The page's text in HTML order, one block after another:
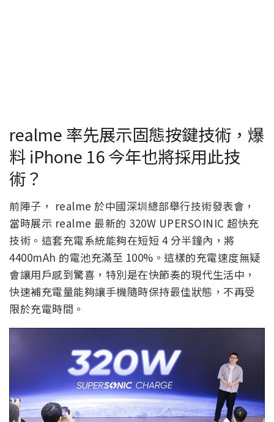
realme 率先展示固態按鍵技術，爆
料 iPhone 16 今年也將採用此技
術？
前陣子， realme 於中國深圳總部舉行技術發表會，
當時展示 realme 最新的 320W UPERSOINIC 超快充
技術。這套充電系統能夠在短短 4 分半鐘內，將
4400mAh 的電池充滿至 100%。這樣的充電速度無疑
會讓用戶感到驚喜，特別是在快節奏的現代生活中，
快速補充電量能夠讓手機隨時保持最佳狀態，不再受
限於充電時間。